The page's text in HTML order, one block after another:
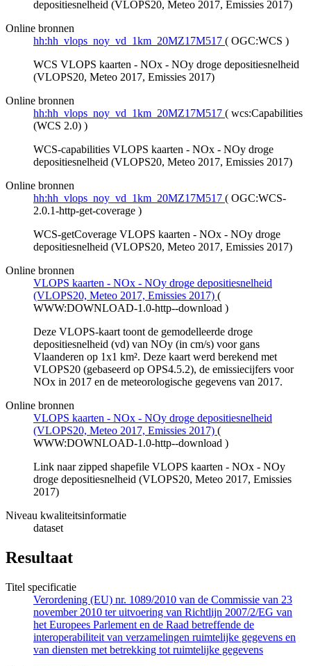
depositiesnelheid (VLOPS20, Meteo 2017, Emissies 2017)
Online bronnen
hh:hh_vlops_noy_vd_1km_20MZ17M517 ( OGC:WCS )
WCS VLOPS kaarten - NOx - NOy droge depositiesnelheid
(VLOPS20, Meteo 2017, Emissies 2017)
Online bronnen
hh:hh_vlops_noy_vd_1km_20MZ17M517 ( wcs:Capabilities
(WCS 2.0) )
WCS-capabilities VLOPS kaarten - NOx - NOy droge
depositiesnelheid (VLOPS20, Meteo 2017, Emissies 2017)
Online bronnen
hh:hh_vlops_noy_vd_1km_20MZ17M517 ( OGC:WCS-
2.0.1-http-get-coverage )
WCS-getCoverage VLOPS kaarten - NOx - NOy droge
depositiesnelheid (VLOPS20, Meteo 2017, Emissies 2017)
Online bronnen
VLOPS kaarten - NOx - NOy droge depositiesnelheid
(VLOPS20, Meteo 2017, Emissies 2017) (
WWW:DOWNLOAD-1.0-http--download )
Deze VLOPS-kaart toont de gemodelleerde droge
depositiesnelheid (vd) van NOy (in cm/s) voor gans
Vlaanderen op 1x1 km². Deze kaart werd berekend met
VLOPS20 (gebaseerd op OPS4.5.2), de emissiecijfers voor
NOx in 2017 en de meteorologische gegevens van 2017.
Online bronnen
VLOPS kaarten - NOx - NOy droge depositiesnelheid
(VLOPS20, Meteo 2017, Emissies 2017) (
WWW:DOWNLOAD-1.0-http--download )
Link naar zipped shapefile VLOPS kaarten - NOx - NOy
droge depositiesnelheid (VLOPS20, Meteo 2017, Emissies
2017)
Niveau kwaliteitsinformatie
dataset
Resultaat
Titel specificatie
Verordening (EU) nr. 1089/2010 van de Commissie van 23
november 2010 ter uitvoering van Richtlijn 2007/2/EG van
het Europees Parlement en de Raad betreffende de
interoperabiliteit van verzamelingen ruimtelijke gegevens en
van diensten met betrekking tot ruimtelijke gegevens